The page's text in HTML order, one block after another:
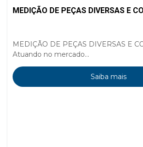
MEDIÇÃO DE PEÇAS DIVERSAS E
MEDIÇÃO DE PEÇAS DIVERSAS E
Atuando no mercado...
Saiba mais